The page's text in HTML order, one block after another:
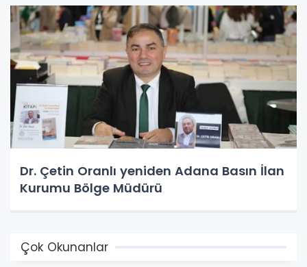
Dr. Çetin Oranlı yeniden Adana Basın İlan
Kurumu Bölge Müdürü
Çok Okunanlar